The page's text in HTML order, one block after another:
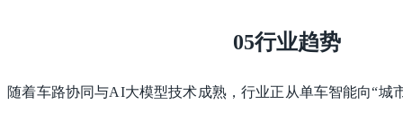
05行业趋势
随着车路协同与AI大模型技术成熟，行业正从单车智能向“城